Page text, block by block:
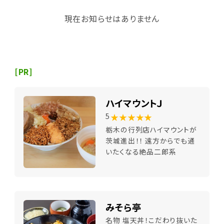
現在お知らせはありません
[PR]
ハイマウントＪ
5 ★★★★★
栃木の行列店ハイマウントが
茨城進出！！ 遠方からでも通
いたくなる絶品二郎系
みそら亭
名物 塩天丼！こだわり抜いた